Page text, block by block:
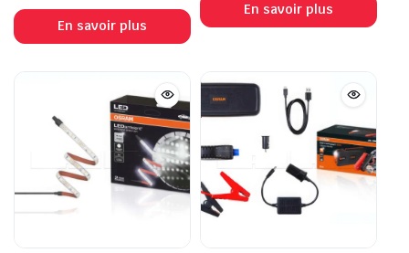
En savoir plus
En savoir plus